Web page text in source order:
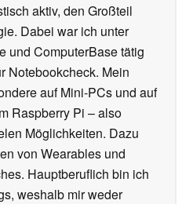
aktiv, den Großteil
Dabei war ich unter
und ComputerBase tätig
Notebookcheck. Mein
auf Mini-PCs und auf
Raspberry Pi – also
Möglichkeiten. Dazu
von Wearables und
Hauptberuflich bin ich
weshalb mir weder